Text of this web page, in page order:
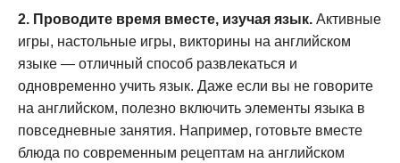
2. Проводите время вместе, изучая язык. Активные
игры, настольные игры, викторины на английском
языке — отличный способ развлекаться и
одновременно учить язык. Даже если вы не говорите
на английском, полезно включить элементы языка в
повседневные занятия. Например, готовьте вместе
блюда по современным рецептам на английском